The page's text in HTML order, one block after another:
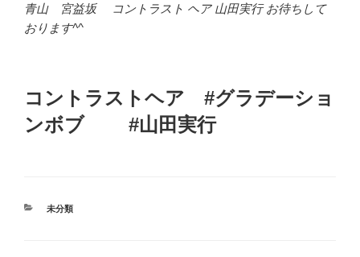
青山 宮益坂 コントラスト ヘア 山田実行 お待ちして
おります^^
コントラストヘア #グラデーショ
ンボブ #山田実行
カ
未分類